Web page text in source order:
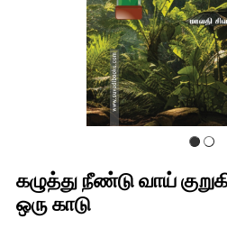
கழுத்து நீண்டு வாய்
ஒரு காடு